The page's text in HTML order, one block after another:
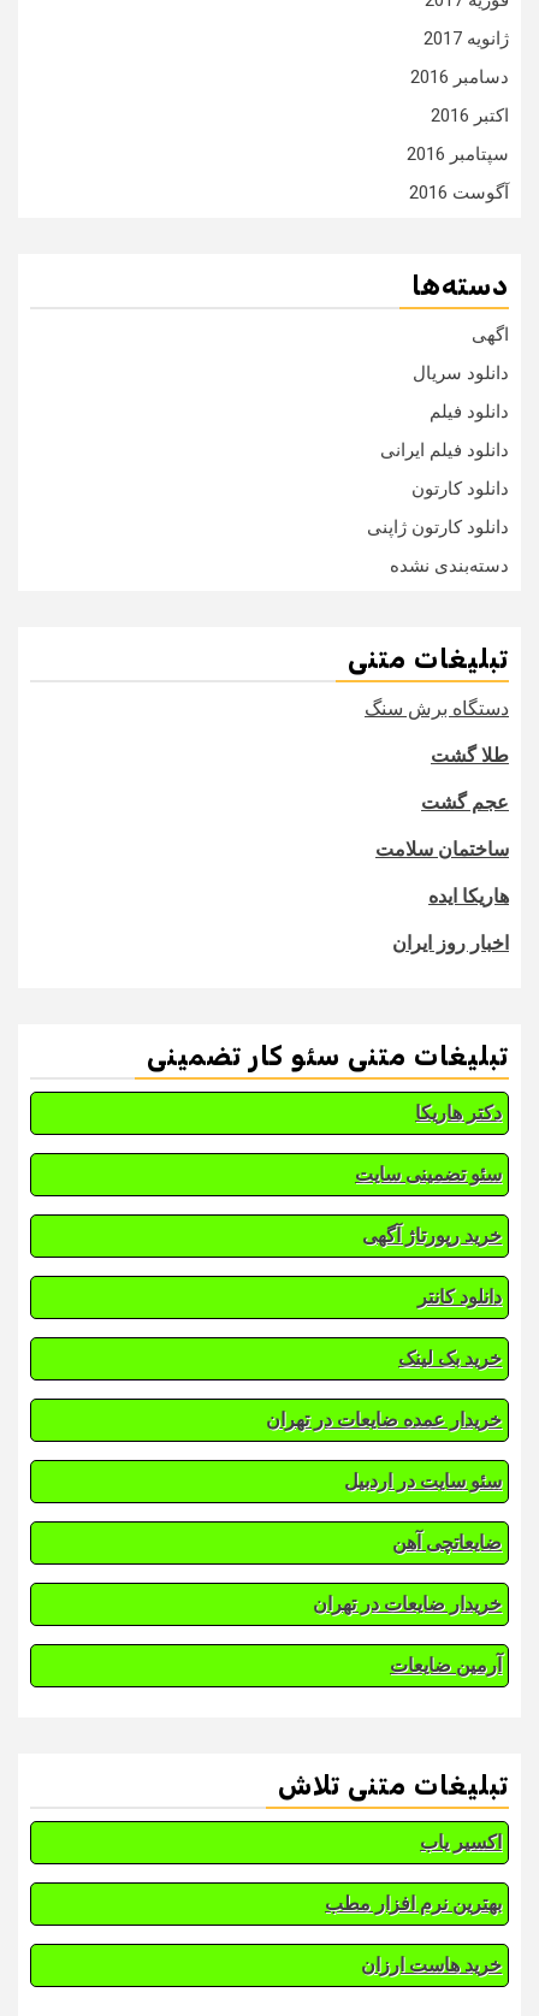
ژانویه 2017
دسامبر 2016
اکتبر 2016
سپتامبر 2016
آگوست 2016
دسته‌ها
اگهی
دانلود سریال
دانلود فیلم
دانلود فیلم ایرانی
دانلود کارتون
دانلود کارتون ژاپنی
دسته‌بندی نشده
تبلیغات متنی
دستگاه برش سنگ
طلا گشت
عجم گشت
ساختمان سلامت
هاریکا ایده
اخبار روز ایران
تبلیغات متنی سئو کار تضمینی
دکتر هاریکا
سئو تضمینی سایت
خرید رپورتاژ آگهی
دانلود کانتر
خرید بک لینک
خریدار عمده ضایعات در تهران
سئو سایت در اردبیل
ضایعاتچی آهن
خریدار ضایعات در تهران
آرمین ضایعات
تبلیغات متنی تلاش
اکسیر یاب
بهترین نرم افزار مطب
خرید هاست ارزان